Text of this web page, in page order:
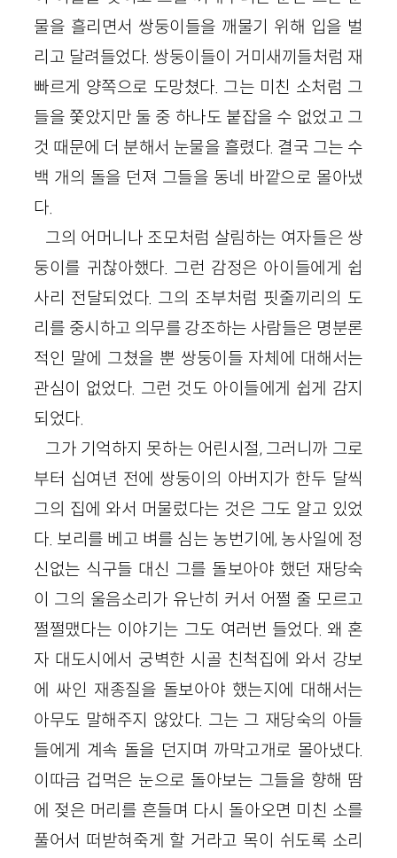
물을 흘리면서 쌍둥이들을 깨물기 위해 입을 벌
리고 달려들었다. 쌍둥이들이 거미새끼들처럼 재
빠르게 양쪽으로 도망쳤다. 그는 미친 소처럼 그
들을 쫓았지만 둘 중 하나도 붙잡을 수 없었고 그
것 때문에 더 분해서 눈물을 흘렸다. 결국 그는 수
백 개의 돌을 던져 그들을 동네 바깥으로 몰아냈
다.
그의 어머니나 조모처럼 살림하는 여자들은 쌍
둥이를 귀찮아했다. 그런 감정은 아이들에게 쉽
사리 전달되었다. 그의 조부처럼 핏줄끼리의 도
리를 중시하고 의무를 강조하는 사람들은 명분론
적인 말에 그쳤을 뿐 쌍둥이들 자체에 대해서는
관심이 없었다. 그런 것도 아이들에게 쉽게 감지
되었다.
그가 기억하지 못하는 어린시절, 그러니까 그로
부터 십여년 전에 쌍둥이의 아버지가 한두 달씩
그의 집에 와서 머물렀다는 것은 그도 알고 있었
다. 보리를 베고 벼를 심는 농번기에, 농사일에 정
신없는 식구들 대신 그를 돌보아야 했던 재당숙
이 그의 울음소리가 유난히 커서 어쩔 줄 모르고
쩔쩔맸다는 이야기는 그도 여러번 들었다. 왜 혼
자 대도시에서 궁벽한 시골 친척집에 와서 강보
에 싸인 재종질을 돌보아야 했는지에 대해서는
아무도 말해주지 않았다. 그는 그 재당숙의 아들
들에게 계속 돌을 던지며 까막고개로 몰아냈다.
이따금 겁먹은 눈으로 돌아보는 그들을 향해 땀
에 젖은 머리를 흔들며 다시 돌아오면 미친 소를
풀어서 떠받혀죽게 할 거라고 목이 쉬도록 소리